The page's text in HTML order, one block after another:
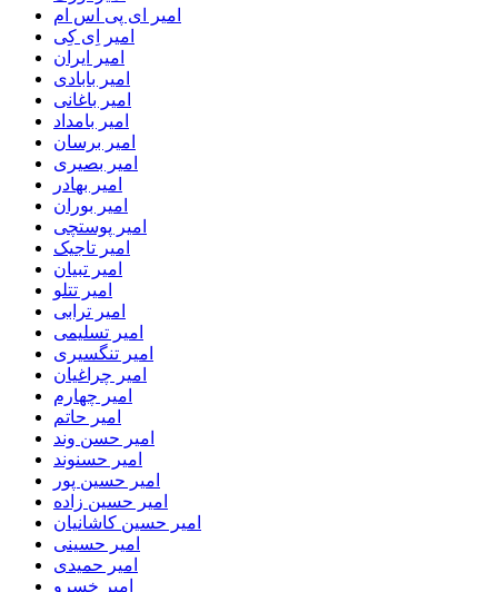
امیر ای پی اس ام
امیر اِی کِی
امیر ایران
امیر بابادی
امیر باغانی
امیر بامداد
امیر برسان
امیر بصیری
امیر بهادر
امیر بوران
امیر پوستچی
امیر تاجیک
امیر تبیان
امیر تتلو
امیر ترابی
امیر تسلیمی
امیر تنگسیری
امیر چراغیان
امیر چهارم
امیر حاتم
امیر حسن وند
امیر حسنوند
امیر حسین پور
امیر حسین زاده
امیر حسین کاشانیان
امیر حسینی
امیر حمیدی
امیر خسرو